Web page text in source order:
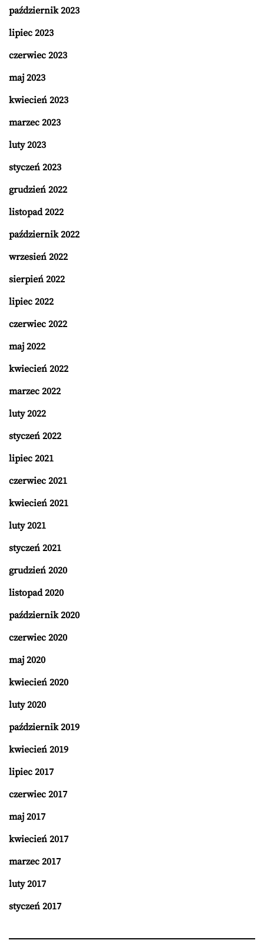
październik 2023
lipiec 2023
czerwiec 2023
maj 2023
kwiecień 2023
marzec 2023
luty 2023
styczeń 2023
grudzień 2022
listopad 2022
październik 2022
wrzesień 2022
sierpień 2022
lipiec 2022
czerwiec 2022
maj 2022
kwiecień 2022
marzec 2022
luty 2022
styczeń 2022
lipiec 2021
czerwiec 2021
kwiecień 2021
luty 2021
styczeń 2021
grudzień 2020
listopad 2020
październik 2020
czerwiec 2020
maj 2020
kwiecień 2020
luty 2020
październik 2019
kwiecień 2019
lipiec 2017
czerwiec 2017
maj 2017
kwiecień 2017
marzec 2017
luty 2017
styczeń 2017